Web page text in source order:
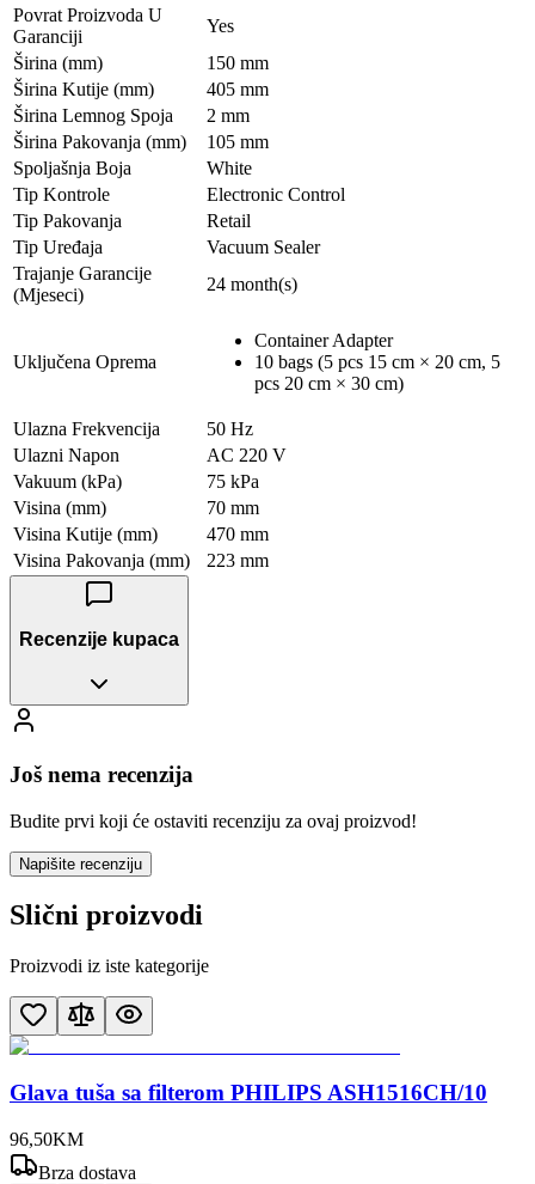
Povrat Proizvoda U
Garanciji
Yes
Širina (mm)
150 mm
Širina Kutije (mm)
405 mm
Širina Lemnog Spoja
2 mm
Širina Pakovanja (mm)
105 mm
Spoljašnja Boja
White
Tip Kontrole
Electronic Control
Tip Pakovanja
Retail
Tip Uređaja
Vacuum Sealer
Trajanje Garancije
(Mjeseci)
24 month(s)
Uključena Oprema
Container Adapter
10 bags (5 pcs 15 cm × 20 cm, 5
pcs 20 cm × 30 cm)
Ulazna Frekvencija
50 Hz
Ulazni Napon
AC 220 V
Vakuum (kPa)
75 kPa
Visina (mm)
70 mm
Visina Kutije (mm)
470 mm
Visina Pakovanja (mm)
223 mm
Recenzije kupaca
Još nema recenzija
Budite prvi koji će ostaviti recenziju za ovaj proizvod!
Napišite recenziju
Slični proizvodi
Proizvodi iz iste kategorije
Glava tuša sa filterom PHILIPS ASH1516CH/10
96,50KM
Brza dostava